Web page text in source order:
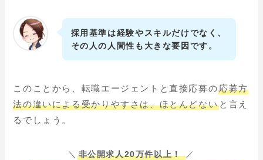
採用基準は経験やスキルだけでなく、
その人の人間性も大きな要因です。
このことから、転職エージェントと直接応募の応募方
法の違いによる受かりやすさは、ほとんどない と言え
るでしょう。
＼ 非公開求人20万件以上！ ／